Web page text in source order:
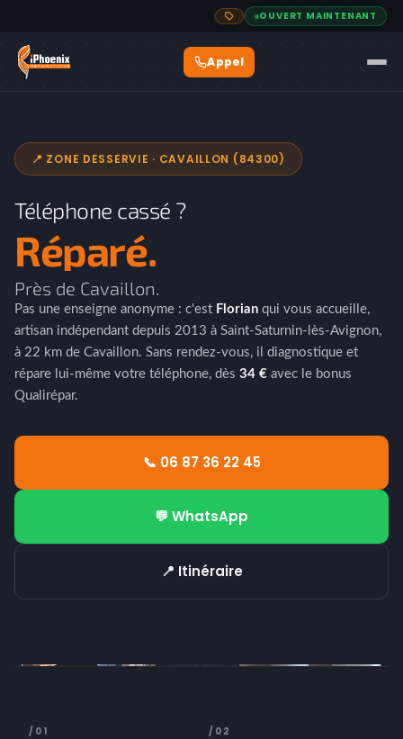
OUVERT MAINTENANT
📍 ZONE DESSERVIE · CAVAILLON (84300)
Téléphone cassé ?
Réparé.
Près de Cavaillon.
Pas une enseigne anonyme : c'est Florian qui vous accueille,
artisan indépendant depuis 2013 à Saint-Saturnin-lès-Avignon,
à 22 km de Cavaillon. Sans rendez-vous, il diagnostique et
répare lui-même votre téléphone, dès 34 € avec le bonus
Qualirépar.
📞 06 87 36 22 45
💬 WhatsApp
📍 Itinéraire
/01 /02